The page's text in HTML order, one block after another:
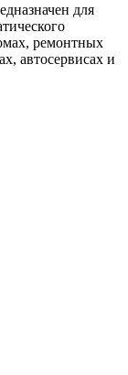
для
ремонтных
автосервисах и